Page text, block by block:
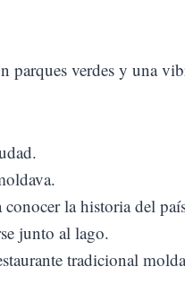
parques verdes y una
la historia del
junto al lago.
tradicional